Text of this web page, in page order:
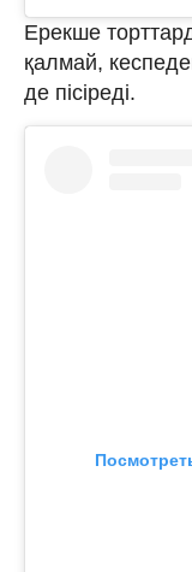
Ерекше
қалмай,
де пісіреді.